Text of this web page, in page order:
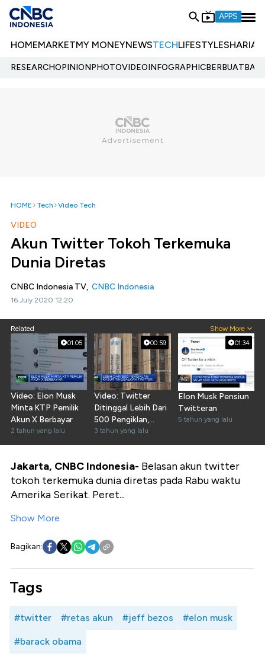
APPS
HOMEMARKETMY MONEYNEWSTECHLIFESTYLESHARIA
RESEARCHOPINIONPHOTOVIDEOINFOGRAPHIC
HOME Tech Video Tech
VIDEO
Akun Twitter Tokoh Terkemuka
Dunia Diretas
CNBC Indonesia TV, CNBC Indonesia
16 July 2020 12:20
Related Show More
01:05
Video: Elon Musk
Minta KTP Pemilik
Akun X Berbayar
2 tahun yang lalu
00:59
Video: Twitter
Ditinggal Lebih Dari
500 Pengiklan,
Kenapa?
3 tahun yang lalu
01:34
Elon Musk Pensiun
Twitteran
5 tahun yang lalu
Jakarta, CNBC Indonesia- Belasan akun twitter
tokoh terkemuka dunia diretas pada Rabu waktu
Amerika Serikat. Peret...
Show More
Bagikan:
Tags
#twitter #retas akun #jeff bezos #elon musk
#barack obama